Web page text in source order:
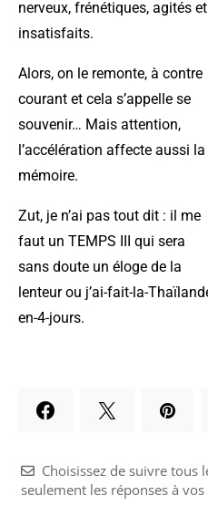
nerveux, frénétiques, agités
insatisfaits.
Alors, on le remonte, à contre
courant et cela s’appelle se
souvenir… Mais attention,
l’accélération affecte aussi la
mémoire.
Zut, je n’ai pas tout dit : il me
faut un TEMPS III qui sera
sans doute un éloge de la
lenteur ou j’ai-fait-la-
en-4-jours.
Choisissez de suivre tous
seulement les réponses à